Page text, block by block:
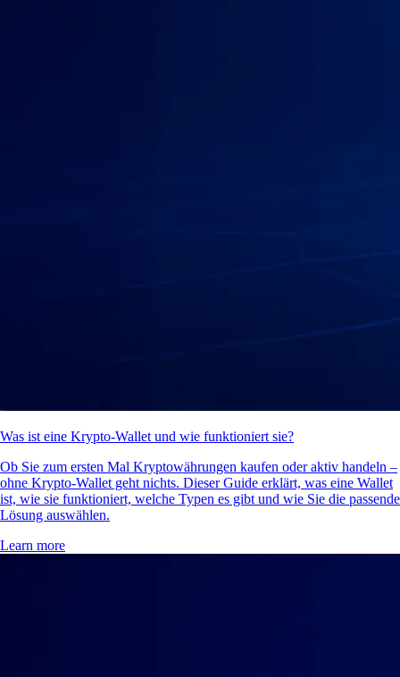
Was ist eine Krypto-Wallet und wie funktioniert sie?
Ob Sie zum ersten Mal Kryptowährungen kaufen oder aktiv handeln –
ohne Krypto-Wallet geht nichts. Dieser Guide erklärt, was eine Wallet
ist, wie sie funktioniert, welche Typen es gibt und wie Sie die passende
Lösung auswählen.
Learn more